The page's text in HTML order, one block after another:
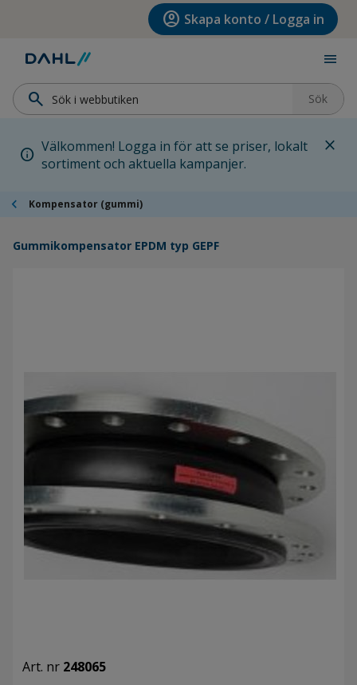
Hoppa till huvudinnehållet account_circle Skapa konto / Logga in
menu
search Sök
info Välkommen! Logga in för att se priser, lokalt
sortiment och aktuella kampanjer.
close
chevron_left Kompensator (gummi)
Gummikompensator EPDM typ GEPF
Art. nr 248065